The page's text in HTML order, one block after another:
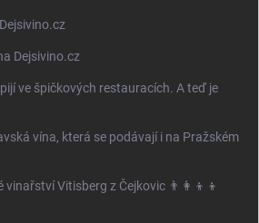
Dejsivino.cz
ve špičkových restauracích. A teď je
vína, která se podávají i na Pražském
vinařství Vitisberg z Čejkovic 👨‍👩‍👦‍👦